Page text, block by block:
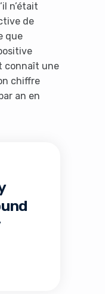
n’était
de
que
connaît une
chiffre
an en